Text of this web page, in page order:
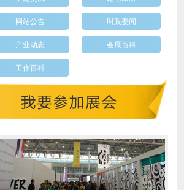
网站公告 时政要闻
产业动态 会展百科
工作百科